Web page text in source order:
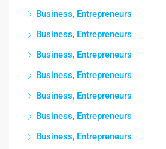
Business, Entrepreneurs
Business, Entrepreneurs
Business, Entrepreneurs
Business, Entrepreneurs
Business, Entrepreneurs
Business, Entrepreneurs
Business, Entrepreneurs